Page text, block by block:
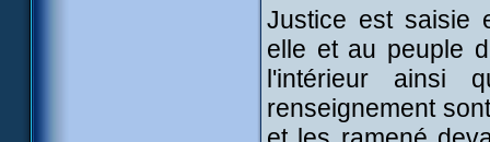
Justice est saisie
elle et au peuple
l'intérieur ainsi
renseignement